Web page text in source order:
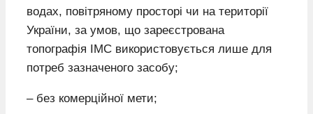
водах, повітряному просторі чи на території
України, за умов, що зареєстрована
топографія ІМС використовується лише для
потреб зазначеного засобу;
– без комерційної мети;